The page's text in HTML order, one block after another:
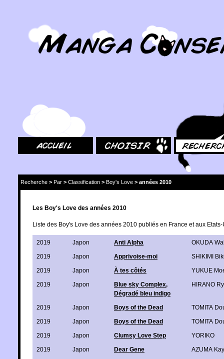
Recherche > Par > Classification > Boy's Love > années 2010
Les Boy's Love des années 2010
Liste des Boy's Love des années 2010 publiés en France et aux
2019 Japon Anti Alpha
OKUDA
2019
Japon Apprivoise-moi
SHIKIMI
2019
Japon À tes côtés
YUKUE
2019
Japon
Blue sky Complex,
Dégradé bleu indigo
HIRANO
2019 Japon Boys of the Dead
TOMITA
2019
Japon Boys of the Dead
TOMITA
2019
Japon Clumsy Love Step
YORIKO
2019
Japon Dear Gene
AZUMA